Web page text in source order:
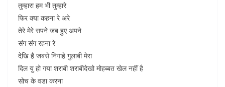
तुम्हारा हम भी तुम्हारे
फिर क्या कहना रे अरे
तेरे मेरे सपने जब हुए अपने
संग संग रहना रे
देखि है जबसे निगाहे गुलाबी मेरा
दिल यु हो गया शराबी शराबीदेखो मोहब्बत खेल नहीं है
सोच के वडा करना